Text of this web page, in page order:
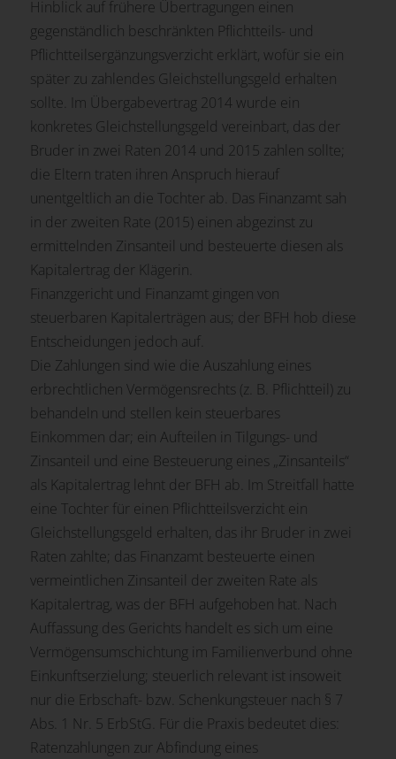
Hinblick auf frühere Übertragungen einen
gegenständlich beschränkten Pflichtteils- und
Pflichtteilsergänzungsverzicht erklärt, wofür sie ein
später zu zahlendes Gleichstellungsgeld erhalten
sollte. Im Übergabevertrag 2014 wurde ein
konkretes Gleichstellungsgeld vereinbart, das der
Bruder in zwei Raten 2014 und 2015 zahlen sollte;
die Eltern traten ihren Anspruch hierauf
unentgeltlich an die Tochter ab. Das Finanzamt sah
in der zweiten Rate (2015) einen abgezinst zu
ermittelnden Zinsanteil und besteuerte diesen als
Kapitalertrag der Klägerin.
Finanzgericht und Finanzamt gingen von
steuerbaren Kapitalerträgen aus; der BFH hob diese
Entscheidungen jedoch auf.
Die Zahlungen sind wie die Auszahlung eines
erbrechtlichen Vermögensrechts (z. B. Pflichtteil) zu
behandeln und stellen kein steuerbares
Einkommen dar; ein Aufteilen in Tilgungs- und
Zinsanteil und eine Besteuerung eines „Zinsanteils“
als Kapitalertrag lehnt der BFH ab. Im Streitfall hatte
eine Tochter für einen Pflichtteilsverzicht ein
Gleichstellungsgeld erhalten, das ihr Bruder in zwei
Raten zahlte; das Finanzamt besteuerte einen
vermeintlichen Zinsanteil der zweiten Rate als
Kapitalertrag, was der BFH aufgehoben hat. Nach
Auffassung des Gerichts handelt es sich um eine
Vermögensumschichtung im Familienverbund ohne
Einkunftserzielung; steuerlich relevant ist insoweit
nur die Erbschaft- bzw. Schenkungsteuer nach § 7
Abs. 1 Nr. 5 ErbStG. Für die Praxis bedeutet dies:
Ratenzahlungen zur Abfindung eines